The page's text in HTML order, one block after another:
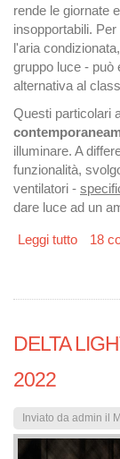
rende le giornate
insopportabili.
l'aria
gruppo luce - può
alternativa al
Questi particolari
illuminare. A
funzionalità,
ventilatori -
dare luce ad un
Leggi tutto su18
DELTA
2022
Inviato da admin il